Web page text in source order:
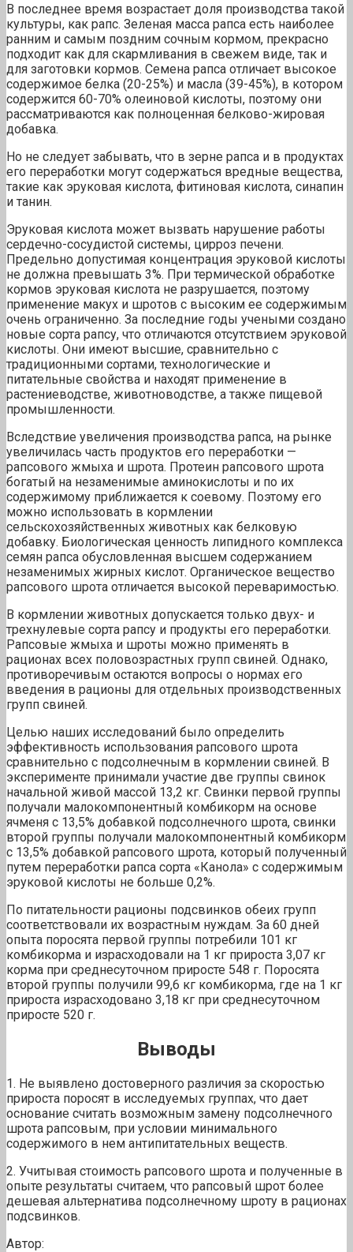
В последнее время возрастает доля производства такой
культуры, как рапс. Зеленая масса рапса есть наиболее
ранним и самым поздним сочным кормом, прекрасно
подходит как для скармливания в свежем виде, так и
для заготовки кормов. Семена рапса отличает высокое
содержимое белка (20-25%) и масла (39-45%), в котором
содержится 60-70% олеиновой кислоты, поэтому они
рассматриваются как полноценная белково-жировая
добавка.
Но не следует забывать, что в зерне рапса и в продуктах
его переработки могут содержаться вредные вещества,
такие как эруковая кислота, фитиновая кислота, синапин
и танин.
Эруковая кислота может вызвать нарушение работы
сердечно-сосудистой системы, цирроз печени.
Предельно допустимая концентрация эруковой кислоты
не должна превышать 3%. При термической обработке
кормов эруковая кислота не разрушается, поэтому
применение макух и шротов с высоким ее содержимым
очень ограниченно. За последние годы учеными создано
новые сорта рапсу, что отличаются отсутствием эруковой
кислоты. Они имеют высшие, сравнительно с
традиционными сортами, технологические и
питательные свойства и находят применение в
растениеводстве, животноводстве, а также пищевой
промышленности.
Вследствие увеличения производства рапса, на рынке
увеличилась часть продуктов его переработки —
рапсового жмыха и шрота. Протеин рапсового шрота
богатый на незаменимые аминокислоты и по их
содержимому приближается к соевому. Поэтому его
можно использовать в кормлении
сельскохозяйственных животных как белковую
добавку. Биологическая ценность липидного комплекса
семян рапса обусловленная высшем содержанием
незаменимых жирных кислот. Органическое вещество
рапсового шрота отличается высокой переваримостью.
В кормлении животных допускается только двух- и
трехнулевые сорта рапсу и продукты его переработки.
Рапсовые жмыха и шроты можно применять в
рационах всех половозрастных групп свиней. Однако,
противоречивым остаются вопросы о нормах его
введения в рационы для отдельных производственных
групп свиней.
Целью наших исследований было определить
эффективность использования рапсового шрота
сравнительно с подсолнечным в кормлении свиней. В
эксперименте принимали участие две группы свинок
начальной живой массой 13,2 кг. Свинки первой группы
получали малокомпонентный комбикорм на основе
ячменя с 13,5% добавкой подсолнечного шрота, свинки
второй группы получали малокомпонентный комбикорм
с 13,5% добавкой рапсового шрота, который полученный
путем переработки рапса сорта «Канола» с содержимым
эруковой кислоты не больше 0,2%.
По питательности рационы подсвинков обеих групп
соответствовали их возрастным нуждам. За 60 дней
опыта поросята первой группы потребили 101 кг
комбикорма и израсходовали на 1 кг прироста 3,07 кг
корма при среднесуточном приросте 548 г. Поросята
второй группы получили 99,6 кг комбикорма, где на 1 кг
прироста израсходовано 3,18 кг при среднесуточном
приросте 520 г.
Выводы
1. Не выявлено достоверного различия за скоростью
прироста поросят в исследуемых группах, что дает
основание считать возможным замену подсолнечного
шрота рапсовым, при условии минимального
содержимого в нем антипитательных веществ.
2. Учитывая стоимость рапсового шрота и полученные в
опыте результаты считаем, что рапсовый шрот более
дешевая альтернатива подсолнечному шроту в рационах
подсвинков.
Автор: